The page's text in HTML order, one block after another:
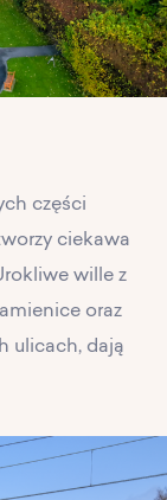
części
ciekawa
wille z
oraz
ulicach, dają